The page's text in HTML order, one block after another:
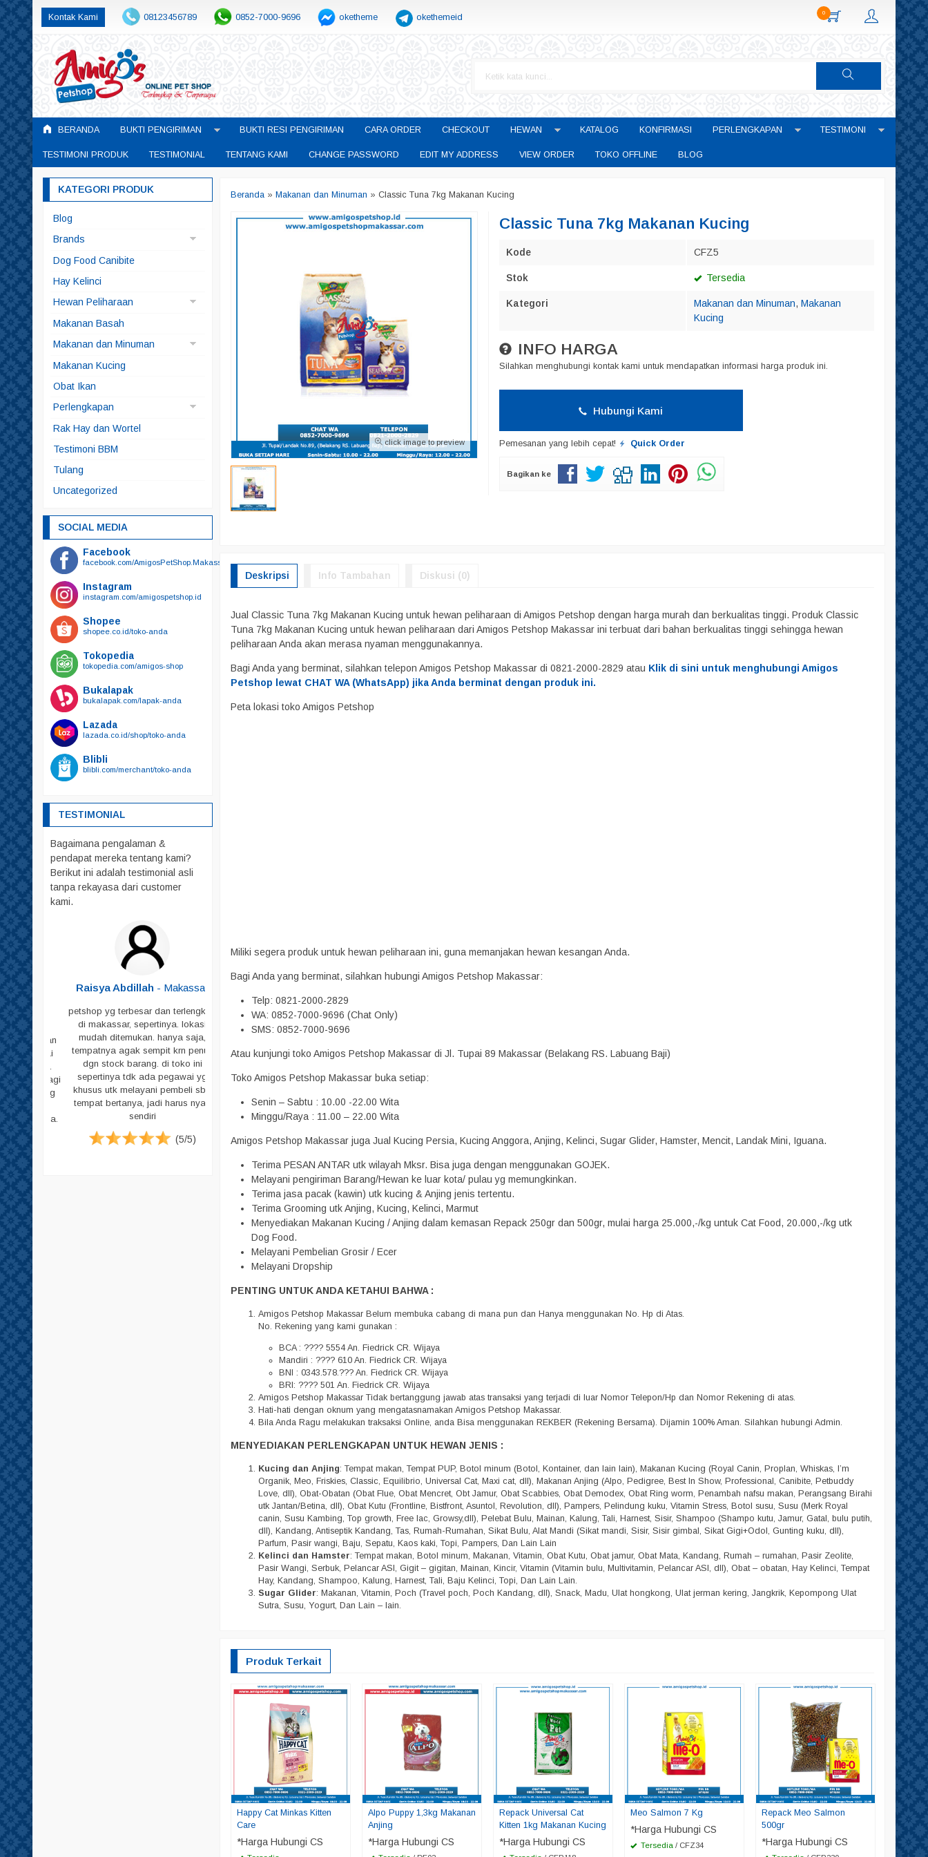
Kontak Kami 08123456789 0852-7000-9696 oketheme okethemeid 0
BERANDA BUKTI PENGIRIMAN BUKTI RESI PENGIRIMAN CARA ORDER CHECKOUT HEWAN KATALOG KONFIRMASI PERLENGKAPAN TESTIMONI
TESTIMONI PRODUK TESTIMONIAL TENTANG KAMI CHANGE PASSWORD EDIT MY ADDRESS VIEW ORDER TOKO OFFLINE BLOG
Beranda » Makanan dan Minuman »Classic Tuna 7kg Makanan Kucing
click image to preview
Classic Tuna 7kg Makanan Kucing
Kode CFZ5
Stok Tersedia
Kategori Makanan dan Minuman, Makanan
Kucing
INFO HARGA
Silahkan menghubungi kontak kami untuk mendapatkan informasi harga produk ini.
Hubungi Kami
Pemesanan yang lebih cepat! Quick Order
Bagikan ke
Deskripsi Info Tambahan Diskusi (0)
Jual Classic Tuna 7kg Makanan Kucing untuk hewan peliharaan di Amigos Petshop dengan harga murah dan berkualitas tinggi. Produk Classic
Tuna 7kg Makanan Kucing untuk hewan peliharaan dari Amigos Petshop Makassar ini terbuat dari bahan berkualitas tinggi sehingga hewan
peliharaan Anda akan merasa nyaman menggunakannya.
Bagi Anda yang berminat, silahkan telepon Amigos Petshop Makassar di 0821-2000-2829 atau Klik di sini untuk menghubungi Amigos
Petshop lewat CHAT WA (WhatsApp) jika Anda berminat dengan produk ini.
Peta lokasi toko Amigos Petshop
Miliki segera produk untuk hewan peliharaan ini, guna memanjakan hewan kesangan Anda.
Bagi Anda yang berminat, silahkan hubungi Amigos Petshop Makassar:
Telp: 0821-2000-2829
WA: 0852-7000-9696 (Chat Only)
SMS: 0852-7000-9696
Atau kunjungi toko Amigos Petshop Makassar di Jl. Tupai 89 Makassar (Belakang RS. Labuang Baji)
Toko Amigos Petshop Makassar buka setiap:
Senin – Sabtu : 10.00 -22.00 Wita
Minggu/Raya : 11.00 – 22.00 Wita
Amigos Petshop Makassar juga Jual Kucing Persia, Kucing Anggora, Anjing, Kelinci, Sugar Glider, Hamster, Mencit, Landak Mini, Iguana.
Terima PESAN ANTAR utk wilayah Mksr. Bisa juga dengan menggunakan GOJEK.
Melayani pengiriman Barang/Hewan ke luar kota/ pulau yg memungkinkan.
Terima jasa pacak (kawin) utk kucing & Anjing jenis tertentu.
Terima Grooming utk Anjing, Kucing, Kelinci, Marmut
Menyediakan Makanan Kucing / Anjing dalam kemasan Repack 250gr dan 500gr, mulai harga 25.000,-/kg untuk Cat Food, 20.000,-/kg utk
Dog Food.
Melayani Pembelian Grosir / Ecer
Melayani Dropship
PENTING UNTUK ANDA KETAHUI BAHWA :
Amigos Petshop Makassar Belum membuka cabang di mana pun dan Hanya menggunakan No. Hp di Atas.
No. Rekening yang kami gunakan :
BCA : ???? 5554 An. Fiedrick CR. Wijaya
Mandiri : ???? 610 An. Fiedrick CR. Wijaya
BNI : 0343.578.??? An. Fiedrick CR. Wijaya
BRI: ???? 501 An. Fiedrick CR. Wijaya
Amigos Petshop Makassar Tidak bertanggung jawab atas transaksi yang terjadi di luar Nomor Telepon/Hp dan Nomor Rekening di atas.
Hati-hati dengan oknum yang mengatasnamakan Amigos Petshop Makassar.
Bila Anda Ragu melakukan traksaksi Online, anda Bisa menggunakan REKBER (Rekening Bersama). Dijamin 100% Aman. Silahkan hubungi Admin.
MENYEDIAKAN PERLENGKAPAN UNTUK HEWAN JENIS :
Kucing dan Anjing: Tempat makan, Tempat PUP, Botol minum (Botol, Kontainer, dan lain lain), Makanan Kucing (Royal Canin, Proplan, Whiskas, I’m
Organik, Meo, Friskies, Classic, Equilibrio, Universal Cat, Maxi cat, dll), Makanan Anjing (Alpo, Pedigree, Best In Show, Professional, Canibite, Petbuddy
Love, dll), Obat-Obatan (Obat Flue, Obat Mencret, Obt Jamur, Obat Scabbies, Obat Demodex, Obat Ring worm, Penambah nafsu makan, Perangsang Birahi
utk Jantan/Betina, dll), Obat Kutu (Frontline, Bistfront, Asuntol, Revolution, dll), Pampers, Pelindung kuku, Vitamin Stress, Botol susu, Susu (Merk Royal
canin, Susu Kambing, Top growth, Free lac, Growsy,dll), Pelebat Bulu, Mainan, Kalung, Tali, Harnest, Sisir, Shampoo (Shampo kutu, Jamur, Gatal, bulu putih,
dll), Kandang, Antiseptik Kandang, Tas, Rumah-Rumahan, Sikat Bulu, Alat Mandi (Sikat mandi, Sisir, Sisir gimbal, Sikat Gigi+Odol, Gunting kuku, dll),
Parfum, Pasir wangi, Baju, Sepatu, Kaos kaki, Topi, Pampers, Dan Lain Lain
Kelinci dan Hamster: Tempat makan, Botol minum, Makanan, Vitamin, Obat Kutu, Obat jamur, Obat Mata, Kandang, Rumah – rumahan, Pasir Zeolite,
Pasir Wangi, Serbuk, Pelancar ASI, Gigit – gigitan, Mainan, Kincir, Vitamin (Vitamin bulu, Multivitamin, Pelancar ASI, dll), Obat – obatan, Hay Kelinci, Tempat
Hay, Kandang, Shampoo, Kalung, Harnest, Tali, Baju Kelinci, Topi, Dan Lain Lain.
Sugar Glider: Makanan, Vitamin, Poch (Travel poch, Poch Kandang, dll), Snack, Madu, Ulat hongkong, Ulat jerman kering, Jangkrik, Kepompong Ulat
Sutra, Susu, Yogurt, Dan Lain – lain.
Produk Terkait
Happy Cat Minkas Kitten
Care
*Harga Hubungi CS
Alpo Puppy 1,3kg Makanan
Anjing
*Harga Hubungi CS
Repack Universal Cat
Kitten 1kg Makanan Kucing
*Harga Hubungi CS
Meo Salmon 7 Kg
*Harga Hubungi CS
Tersedia / CFZ34
Repack Meo Salmon
500gr
*Harga Hubungi CS
KATEGORI PRODUK
Blog
Brands
Arqui Fresh
Doggyman
Pedigree
Dog Food Canibite
Hay Kelinci
Hewan Peliharaan
Anjing
Kucing
Makanan Basah
Makanan dan Minuman
Makanan Anjing
Makanan Ikan
Makanan Kelinci
Makanan Kura-kura
Snack
Makanan Kucing
Obat Ikan
Perlengkapan
Brangus
Kucing
Botol Minum
Botol Susu
Gunting
Kalung Tali Harnest
Kalung
Kandang
Mainan
Makanan
Friskies
whiskas
Pakaian
Parfum
Pelebat Bulu
Sisir
Skop PUP
Tas & Cannel Box
Tempat Makan
Tempat PUP
Pampers
Rak Hay dan Wortel
Testimoni BBM
Tulang
Uncategorized
SOCIAL MEDIA
Facebook
facebook.com/AmigosPetShop.Makassar
Instagram
instagram.com/amigospetshop.id
Shopee
shopee.co.id/toko-anda
Tokopedia
tokopedia.com/amigos-shop
Bukalapak
bukalapak.com/lapak-anda
Lazada
lazada.co.id/shop/toko-anda
Blibli
blibli.com/merchant/toko-anda
TESTIMONIAL
Bagaimana pengalaman &
pendapat mereka tentang kami?
Berikut ini adalah testimonial asli
tanpa rekayasa dari customer
kami.
Raisya Abdillah- Makassar
petshop yg terbesar dan terlengkap
di makassar, sepertinya. lokasi
mudah ditemukan. hanya saja,
tempatnya agak sempit krn penuh
dgn stock barang. di toko ini
sepertinya tdk ada pegawai yg
khusus utk melayani pembeli sbg
tempat bertanya, jadi harus nyari
sendiri
(5/5)